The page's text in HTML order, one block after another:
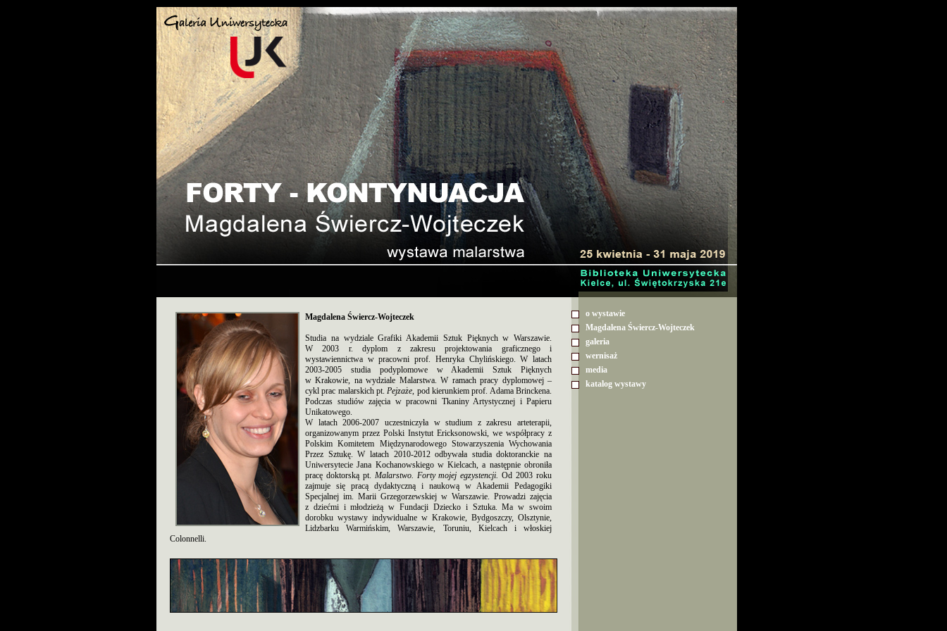
Magdalena Świercz-Wojteczek
Studia na wydziale Grafiki Akademii Sztuk Pięknych w Warszawie.
W 2003 r. dyplom z zakresu projektowania graficznego i
wystawiennictwa w pracowni prof. Henryka Chylińskiego. W latach
2003-2005 studia podyplomowe w Akademii Sztuk Pięknych
w Krakowie, na wydziale Malarstwa. W ramach pracy dyplomowej –
cykl prac malarskich pt.Pejzaże, pod kierunkiem prof. Adama Brinckena.
Podczas studiów zajęcia w pracowni Tkaniny Artystycznej i Papieru
Unikatowego.
W latach 2006-2007 uczestniczyła w studium z zakresu arteterapii,
organizowanym przez Polski Instytut Ericksonowski, we współpracy z
Polskim Komitetem Międzynarodowego Stowarzyszenia Wychowania
Przez Sztukę. W latach 2010-2012 odbywała studia doktoranckie na
Uniwersytecie Jana Kochanowskiego w Kielcach, a następnie obroniła
pracę doktorską pt. Malarstwo. Forty mojej egzystencji. Od 2003 roku
zajmuje się pracą dydaktyczną i naukową w Akademii Pedagogiki
Specjalnej im. Marii Grzegorzewskiej w Warszawie. Prowadzi zajęcia
z dziećmi i młodzieżą w Fundacji Dziecko i Sztuka. Ma w swoim
dorobku wystawy indywidualne w Krakowie, Bydgoszczy, Olsztynie,
Lidzbarku Warmińskim, Warszawie, Toruniu, Kielcach i włoskiej
Colonnelli.
o wystawie
Magdalena Świercz-Wojteczek
galeria
wernisaż
media
katalog wystawy